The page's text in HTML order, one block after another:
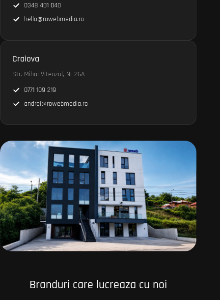
0348 401 040
hello@rowebmedia.ro
Craiova
Str. Mihai Viteazul, Nr 26A
0771 109 219
andrei@rowebmedia.ro
Branduri care lucreaza cu noi